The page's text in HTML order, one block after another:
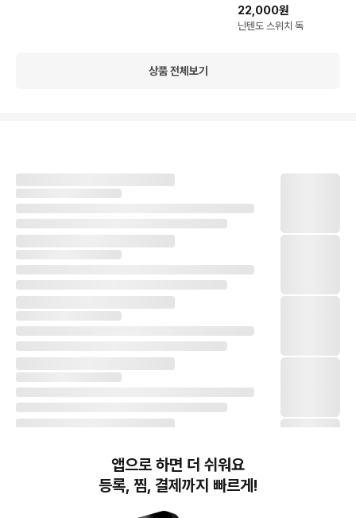
22,000원
닌텐도 스위치 독
상품 전체보기
앱으로 하면 더 쉬워요
등록, 찜, 결제까지 빠르게!